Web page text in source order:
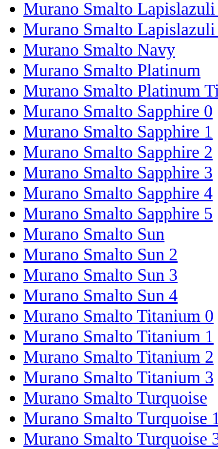
Murano Smalto
Murano Smalto
Murano Smalto Navy
Murano Smalto Platinum
Murano Smalto Platinum
Murano Smalto Sapphire 0
Murano Smalto Sapphire 1
Murano Smalto Sapphire 2
Murano Smalto Sapphire 3
Murano Smalto Sapphire 4
Murano Smalto Sapphire 5
Murano Smalto Sun
Murano Smalto Sun 2
Murano Smalto Sun 3
Murano Smalto Sun 4
Murano Smalto Titanium 0
Murano Smalto Titanium 1
Murano Smalto Titanium 2
Murano Smalto Titanium 3
Murano Smalto Turquoise
Murano Smalto Turquoise
Murano Smalto Turquoise